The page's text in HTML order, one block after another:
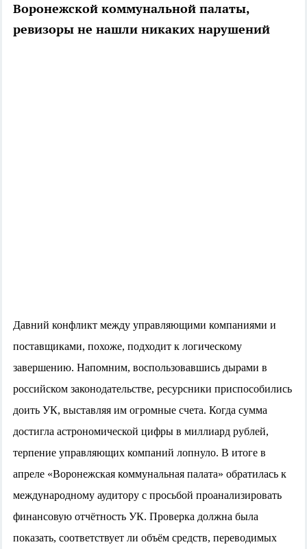
Воронежской коммунальной палаты,
ревизоры не нашли никаких нарушений
Давний конфликт между управляющими компаниями и
поставщиками, похоже, подходит к логическому
завершению. Напомним, воспользовавшись дырами в
российском законодательстве, ресурсники приспособились
доить УК, выставляя им огромные счета. Когда сумма
достигла астрономической цифры в миллиард рублей,
терпение управляющих компаний лопнуло. В итоге в
апреле «Воронежская коммунальная палата» обратилась к
международному аудитору с просьбой проанализировать
финансовую отчётность УК. Проверка должна была
показать, соответствует ли объём средств, переводимых